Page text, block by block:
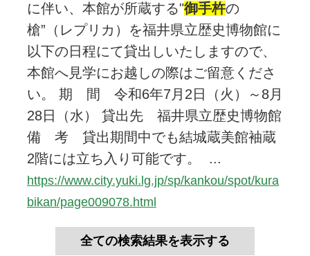
に伴い、本館が所蔵する"御手杵の
槍”（レプリカ）を福井県立歴史博物館に
以下の日程にて貸出しいたしますので、
本館へ見学にお越しの際はご留意くださ
い。 期 間 令和6年7月2日（火）～8月
28日（水） 貸出先 福井県立歴史博物館
備 考 貸出期間中でも結城蔵美館袖蔵
2階には立ち入り可能です。 ...
https://www.city.yuki.lg.jp/sp/kankou/spot/kura
bikan/page009078.html